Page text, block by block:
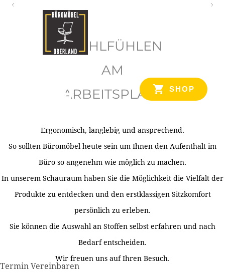
SHOP
WOHLFÜHLEN
AM
ARBEITSPLATZ
Ergonomisch, langlebig und ansprechend.
So sollten Büromöbel heute sein um Ihnen den Aufenthalt im
Büro so angenehm wie möglich zu machen.
In unserem Schauraum haben Sie die Möglichkeit die Vielfalt der
Produkte zu entdecken und den erstklassigen Sitzkomfort
persönlich zu erleben.
Sie können die Auswahl an Stoffen selbst erfahren und nach
Bedarf entscheiden.
Wir freuen uns auf Ihren Besuch.
Termin Vereinbaren